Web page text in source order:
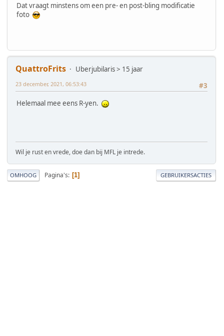
Dat vraagt minstens om een pre- en post-bling modificatie
foto
QuattroFrits
Uberjubilaris > 15 jaar
#3
23 december, 2021, 06:53:43
Helemaal mee eens R-yen.
Wil je rust en vrede, doe dan bij MFL je intrede.
OMHOOG Pagina's 1 GEBRUIKERSACTIES